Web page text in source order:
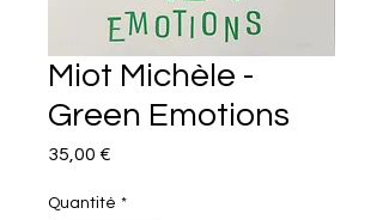
Miot Michèle -
Green Emotions
35,00 €
Quantité *